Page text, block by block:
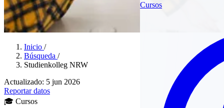
Cursos
Inicio /
Búsqueda /
Studienkolleg NRW
Actualizado: 5 jun 2026
Reportar datos
🎓 Cursos